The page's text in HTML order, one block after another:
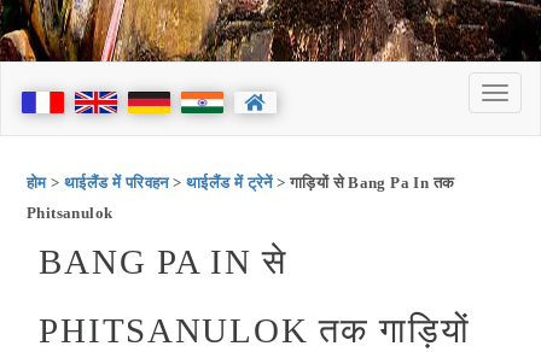
होम>थाईलैंड में परिवहन> थाईलैंड में ट्रेनें> गाड़ियों से Bang Pa In तक
Phitsanulok
BANG PA IN से
PHITSANULOK तक गाड़ियों